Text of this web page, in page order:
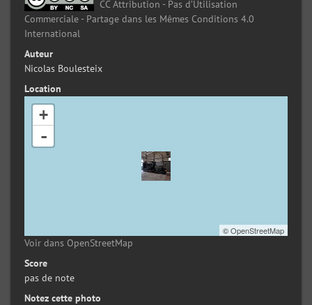
CC Attribution - Pas d’Utilisation
Commerciale - Partage dans les Mêmes Conditions 4.0
International
Auteur
Nicolas Boulesteix
Location
+
-
©OpenStreetMap
Voir dans OpenStreetMap
Score
pas de note
Notez cette photo